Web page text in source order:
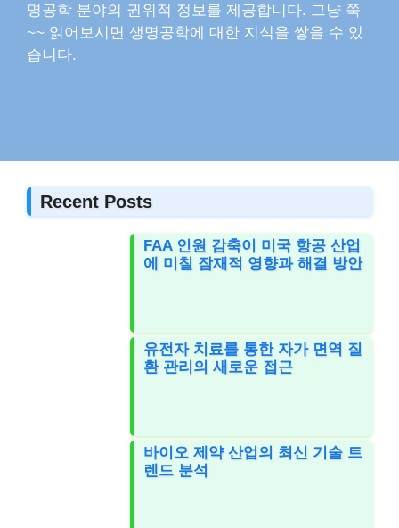
명공학 분야의 권위적 정보를 제공합니다. 그냥 쭉
~~ 읽어보시면 생명공학에 대한 지식을 쌓을 수 있
습니다.
Recent Posts
FAA 인원 감축이 미국 항공 산업
에 미칠 잠재적 영향과 해결 방안
유전자 치료를 통한 자가 면역 질
환 관리의 새로운 접근
바이오 제약 산업의 최신 기술 트
렌드 분석